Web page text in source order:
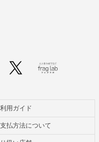
利用ガイド
払方法について